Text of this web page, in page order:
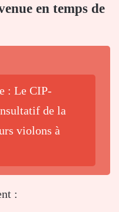
en temps de
: Le CIP-
de la
violons à
: